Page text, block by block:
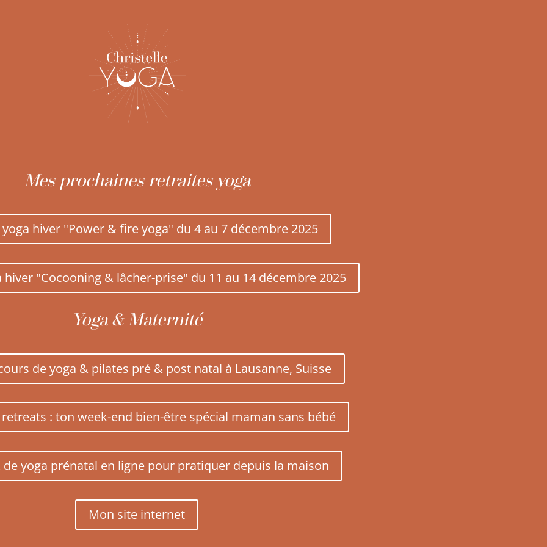
Mes prochaines retraites yoga
hiver "Power & fire yoga" du 4 au 7 décembre 2025
hiver "Cocooning & lâcher-prise" du 11 au 14 décembre 2025
Yoga & Maternité
de yoga & pilates pré & post natal à Lausanne, Suisse
: ton week-end bien-être spécial maman sans bébé
de yoga prénatal en ligne pour pratiquer depuis la maison
Mon site internet